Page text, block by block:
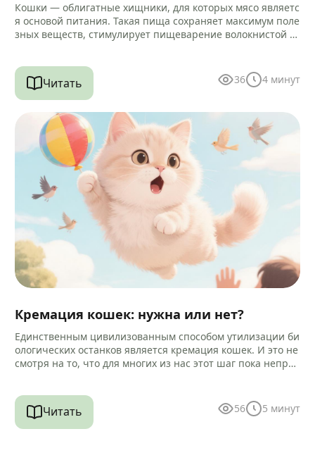
Кошки — облигатные хищники, для которых мясо являетс
я основой питания. Такая пища сохраняет максимум поле
зных веществ, стимулирует пищеварение волокнистой ст
Читать 36 4 минут
Кремация кошек: нужна или нет?
Единственным цивилизованным способом утилизации би
ологических останков является кремация кошек. И это не
смотря на то, что для многих из нас этот шаг пока непри
Читать 56 5 минут